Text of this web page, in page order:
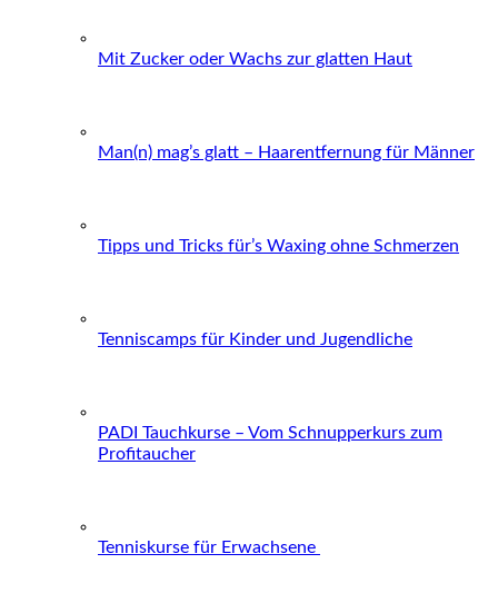
Mit Zucker oder Wachs zur glatten Haut
Man(n) mag’s glatt – Haarentfernung für Männer
Tipps und Tricks für’s Waxing ohne Schmerzen
Tenniscamps für Kinder und Jugendliche
PADI Tauchkurse – Vom Schnupperkurs zum
Profitaucher
Tenniskurse für Erwachsene